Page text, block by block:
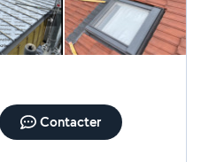
Contacter